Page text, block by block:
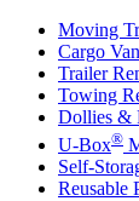
Moving
Cargo
Trailer
Towing
Dollies &
U-Box®
Self-
Reusable